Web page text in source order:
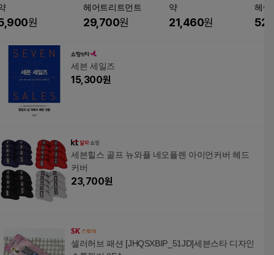
원
헤어트리트먼트
29,700원
약
21,460원
헤어
세븐 세일즈
15,300원
세븐힐스 골프 뉴와플 네오플렌 아이언커버 헤드
커버
23,700원
셀러허브 패션 [JHQSXBIP_51JD]세븐스타 디자인